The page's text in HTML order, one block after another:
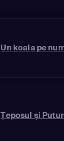
Un koala pe
Țeposul și